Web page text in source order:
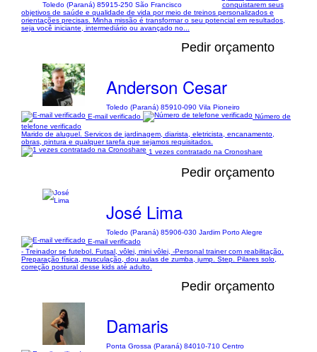
Toledo (Paraná) 85915-250 São Francisco
conquistarem seus
objetivos de saúde e qualidade de vida por meio de treinos personalizados e
orientações precisas. Minha missão é transformar o seu potencial em resultados,
seja você iniciante, intermediário ou avançado no...
Pedir orçamento
Anderson Cesar
Toledo (Paraná) 85910-090 Vila Pioneiro
E-mail verificado
Número de
telefone verificado
Marido de aluguel. Servicos de jardinagem, diarista, eletricista, encanamento,
obras, pintura e qualquer tarefa que sejamos requisitados.
1 vezes contratado na Cronoshare
Pedir orçamento
José Lima
Toledo (Paraná) 85906-030 Jardim Porto Alegre
E-mail verificado
- Treinador se futebol. Futsal, vôlei, mini vôlei, -Personal trainer com reabilitação.
Preparação física, musculação, dou aulas de zumba, jump. Step. Pilares solo,
correção postural desse kids até adulto.
Pedir orçamento
Damaris
Ponta Grossa (Paraná) 84010-710 Centro